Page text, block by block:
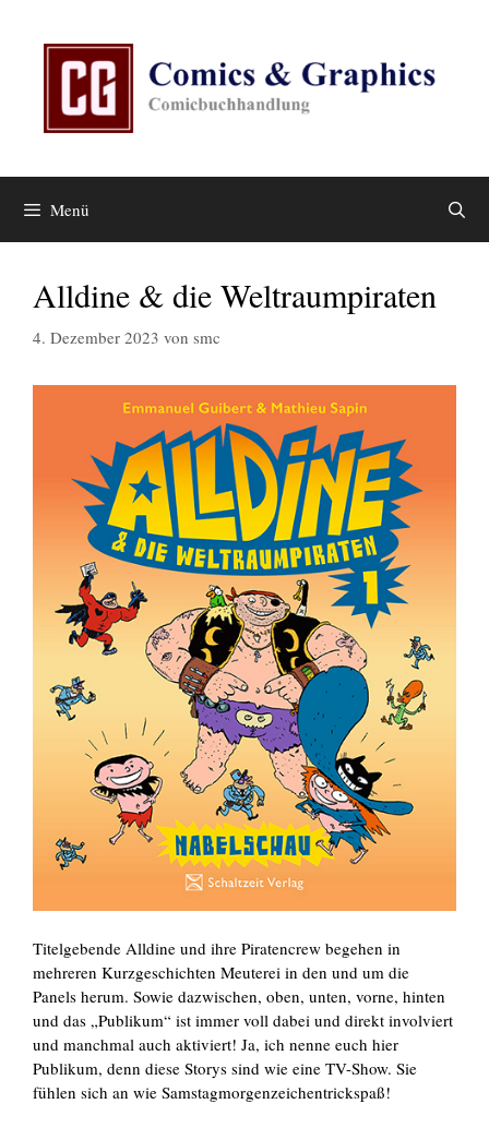
Menü
Alldine & die Weltraumpiraten
4. Dezember 2023 von smc
Titelgebende Alldine und ihre Piratencrew begehen in
mehreren Kurzgeschichten Meuterei in den und um die
Panels herum. Sowie dazwischen, oben, unten, vorne, hinten
und das „Publikum“ ist immer voll dabei und direkt involviert
und manchmal auch aktiviert! Ja, ich nenne euch hier
Publikum, denn diese Storys sind wie eine TV-Show. Sie
fühlen sich an wie Samstagmorgenzeichentrickspaß!